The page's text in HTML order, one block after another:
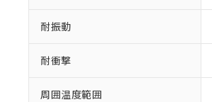
耐振動
耐衝撃
周囲温度範囲